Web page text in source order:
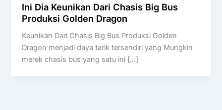
Ini Dia Keunikan Dari Chasis Big Bus
Produksi Golden Dragon
Keunikan Dari Chasis Big Bus Produksi Golden
Dragon menjadi daya tarik tersendiri yang Mungkin
merek chasis bus yang satu ini […]